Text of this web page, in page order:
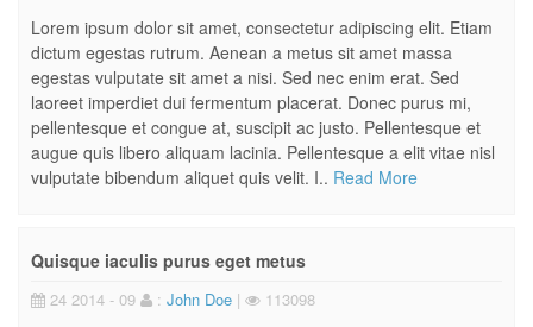
Lorem ipsum dolor sit amet, consectetur adipiscing elit. Etiam
dictum egestas rutrum. Aenean a metus sit amet massa
egestas vulputate sit amet a nisi. Sed nec enim erat. Sed
laoreet imperdiet dui fermentum placerat. Donec purus mi,
pellentesque et congue at, suscipit ac justo. Pellentesque et
augue quis libero aliquam lacinia. Pellentesque a elit vitae nisl
vulputate bibendum aliquet quis velit. I.. Read More
Quisque iaculis purus eget metus
24 2014 - 09 : John Doe | 113098